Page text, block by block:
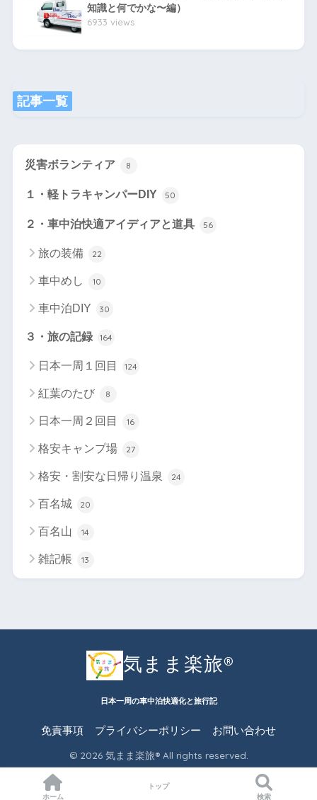
知識と何でかな〜編）
6933 views
記事一覧
災害ボランティア 8
１・軽トラキャンパーDIY 50
２・車中泊快適アイディアと道具 56
旅の装備 22
車中めし 10
車中泊DIY 30
３・旅の記録 164
日本一周１回目 124
紅葉のたび 8
日本一周２回目 16
格安キャンプ場 27
格安・割安な日帰り温泉 24
百名城 20
百名山 14
雑記帳 13
気まま楽旅®︎
日本一周の車中泊快適化と旅行記
免責事項 プライバシーポリシー お問い合わせ
© 2026 気まま楽旅®︎ All rights reserved.
ホーム
トップ
検索